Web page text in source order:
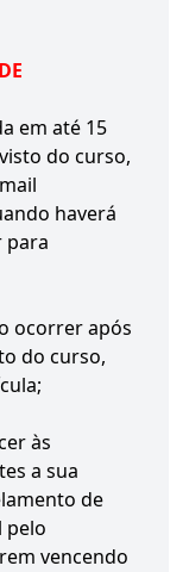
em até 15
do curso,
haverá
para
ocorrer após
do curso,
às
a sua
de
pelo
vencendo